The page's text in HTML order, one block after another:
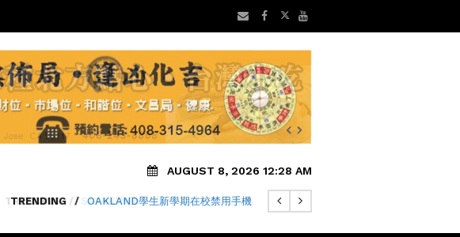
AUGUST 8, 2026 12:28 AM
TRENDING / SAFARI瀏覽器隱私中繼仍可能洩露IP